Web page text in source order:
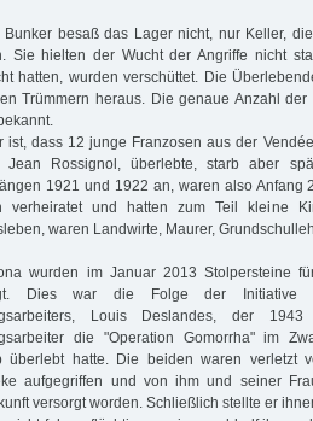
Bunker besaß das Lager nicht, nur Keller,
Sie hielten der Wucht der Angriffe nicht
hatten, wurden verschüttet. Die
Trümmern heraus. Die genaue Anzahl
ist, dass 12 junge Franzosen aus der
Jean Rossignol, überlebte, starb aber
1921 und 1922 an, waren also Anfang
verheiratet und hatten zum Teil kleine
waren Landwirte, Maurer,
wurden im Januar 2013 Stolpersteine
Dies war die Folge der Initiative
Louis Deslandes, der
die "Operation Gomorrha" im
überlebt hatte. Die beiden waren verletzt
aufgegriffen und von ihm und seiner
versorgt worden. Schließlich stellte er